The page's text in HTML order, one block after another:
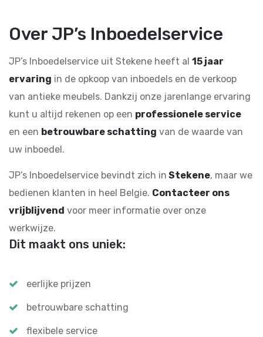
Over JP’s Inboedelservice
JP’s Inboedelservice uit Stekene heeft al 15 jaar
ervaring in de opkoop van inboedels en de verkoop
van antieke meubels. Dankzij onze jarenlange ervaring
kunt u altijd rekenen op een professionele service
en een betrouwbare schatting van de waarde van
uw inboedel.
JP’s Inboedelservice bevindt zich in Stekene, maar we
bedienen klanten in heel Belgie. Contacteer ons
vrijblijvend voor meer informatie over onze
werkwijze.
Dit maakt ons uniek:
eerlijke prijzen
betrouwbare schatting
flexibele service